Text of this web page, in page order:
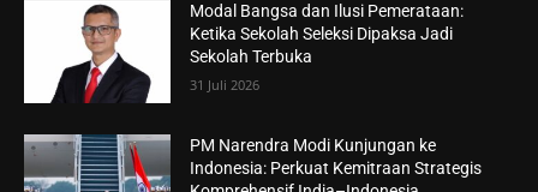
Modal Bangsa dan Ilusi Pemerataan:
Ketika Sekolah Seleksi Dipaksa Jadi
Sekolah Terbuka
31 Juli 2026
PM Narendra Modi Kunjungan ke
Indonesia: Perkuat Kemitraan Strategis